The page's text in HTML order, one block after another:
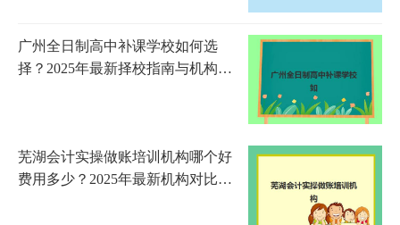
广州全日制高中补课学校如何选
择？2025年最新择校指南与机构对
芜湖会计实操做账培训机构哪个好
费用多少？2025年最新机构对比与